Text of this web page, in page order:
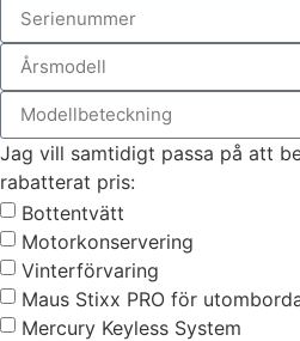
Jag vill samtidigt passa på att
rabatterat pris:
Bottentvätt
Motorkonservering
Vinterförvaring
Maus Stixx PRO för
Mercury Keyless System